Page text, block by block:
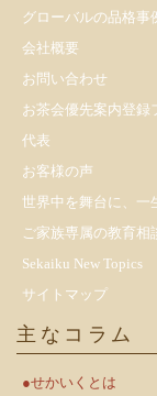
グローバルの品格事
会社概要
お問い合わせ
お茶会優先案内登録
代表
お客様の声
世界中を舞台に、一
ご家族専属の教育
Sekaiku New Topics
サイトマップ
主なコラム
●せかいくとは